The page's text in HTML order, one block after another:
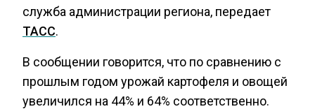
служба администрации региона, передает
ТАСС.
В сообщении говорится, что по сравнению с
прошлым годом урожай картофеля и овощей
увеличился на 44% и 64% соответственно.